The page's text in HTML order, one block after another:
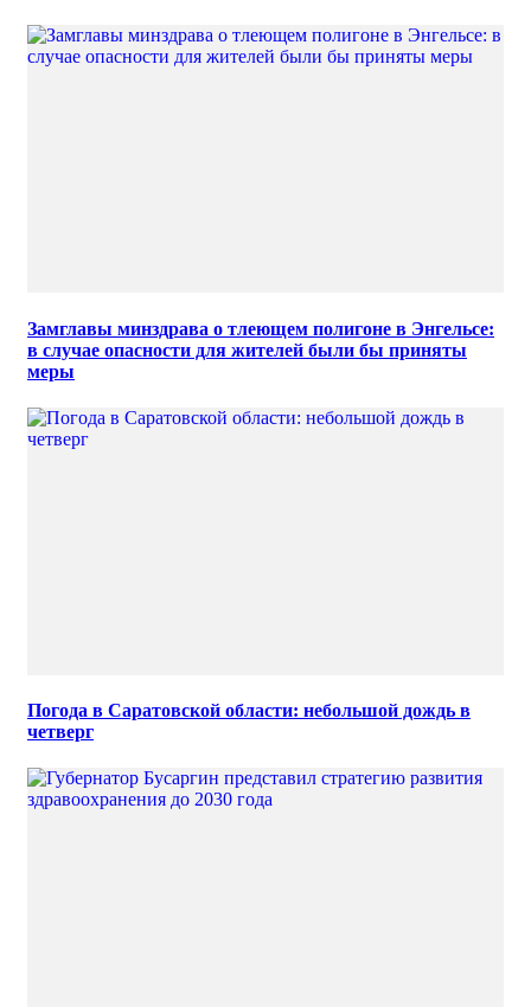
Замглавы минздрава о тлеющем полигоне в Энгельсе:
в случае опасности для жителей были бы приняты
меры
Погода в Саратовской области: небольшой дождь в
четверг